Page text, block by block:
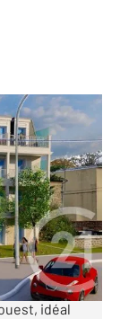
situé
idéal